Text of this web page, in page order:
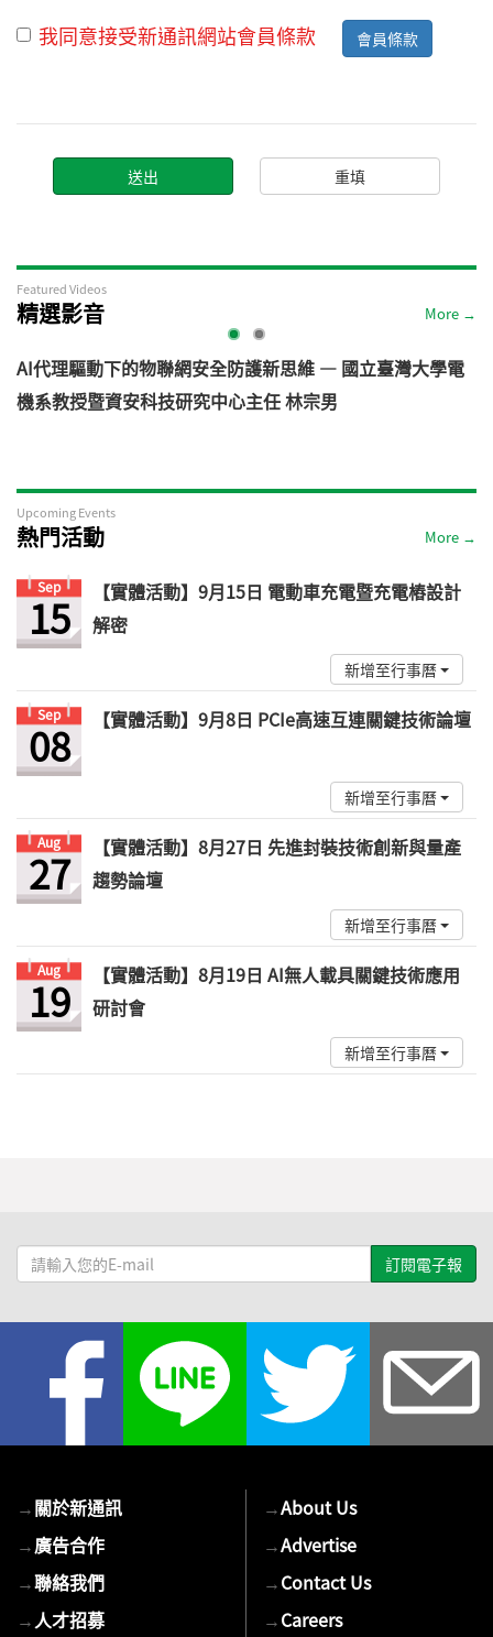
我同意接受新通訊網站會員條款
會員條款
Featured Videos
精選影音 More →
AI代理驅動下的物聯網安全防護新思維 — 國立臺灣大學電
機系教授暨資安科技研究中心主任 林宗男
Upcoming Events
熱門活動 More →
Sep
15
【實體活動】9月15日 電動車充電暨充電樁設計
解密
新增至行事曆
Sep
08 【實體活動】9月8日 PCIe高速互連關鍵技術論壇
新增至行事曆
Aug
27
【實體活動】8月27日 先進封裝技術創新與量產
趨勢論壇
新增至行事曆
Aug
19
【實體活動】8月19日 AI無人載具關鍵技術應用
研討會
新增至行事曆
請
輸
→關於新通訊
→廣告合作
→聯絡我們
→人才招募
→About Us
→Advertise
→Contact Us
→Careers